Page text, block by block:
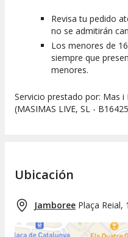
Revisa tu pedido
no se admitirán
Los menores de
siempre que
menores.
Servicio prestado por: Mas
(MASIMAS LIVE, SL -
Ubicación
Jamboree Plaça Reial,